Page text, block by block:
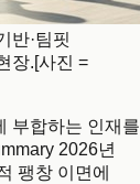
반·팀핏
장.[사진 =
부합하는 인재를
2026년
팽창 이면에